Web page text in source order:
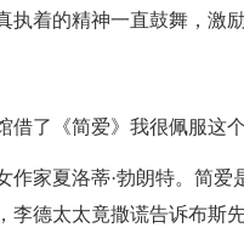
执着的精神一直鼓舞，激
了《简爱》我很佩服这个
家夏洛蒂·勃朗特。简爱
李德太太竟撒谎告诉布斯